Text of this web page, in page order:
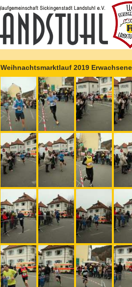
Weihnachtsmarktlauf 2019